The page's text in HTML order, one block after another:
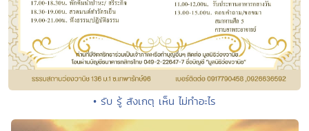
• รับ รู้ สังเกตุ เห็น ไม่ทำอะไร